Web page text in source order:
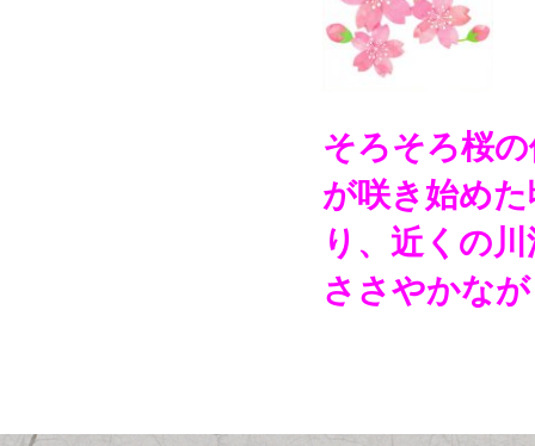
そろそろ桜
が咲き始め
り、近くの
ささやかな